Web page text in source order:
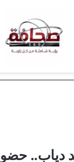
دياب..